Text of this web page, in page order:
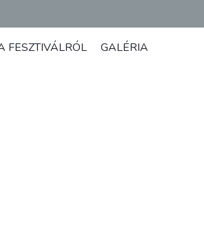
FESZTIVÁLRÓL GALÉRIA